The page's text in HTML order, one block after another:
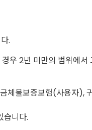
.
우 2년 미만의 범위에서
체불보증보험(사용자),
습니다.